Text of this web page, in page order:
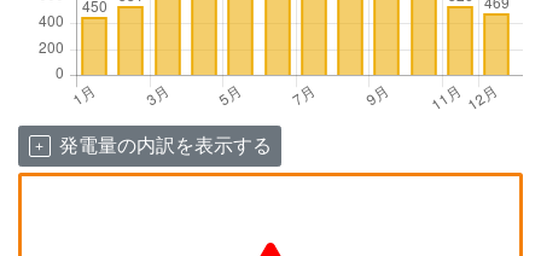
発電量の内訳を表示する